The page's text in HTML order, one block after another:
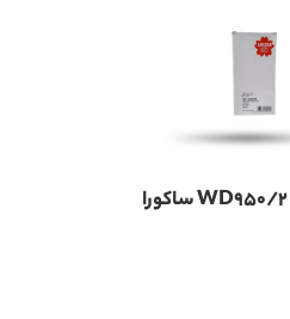
فیلتر گیربکس WD950/2 ساکورا